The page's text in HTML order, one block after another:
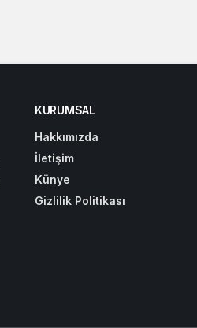
KURUMSAL
Hakkımızda
İletişim
Künye
Gizlilik Politikası